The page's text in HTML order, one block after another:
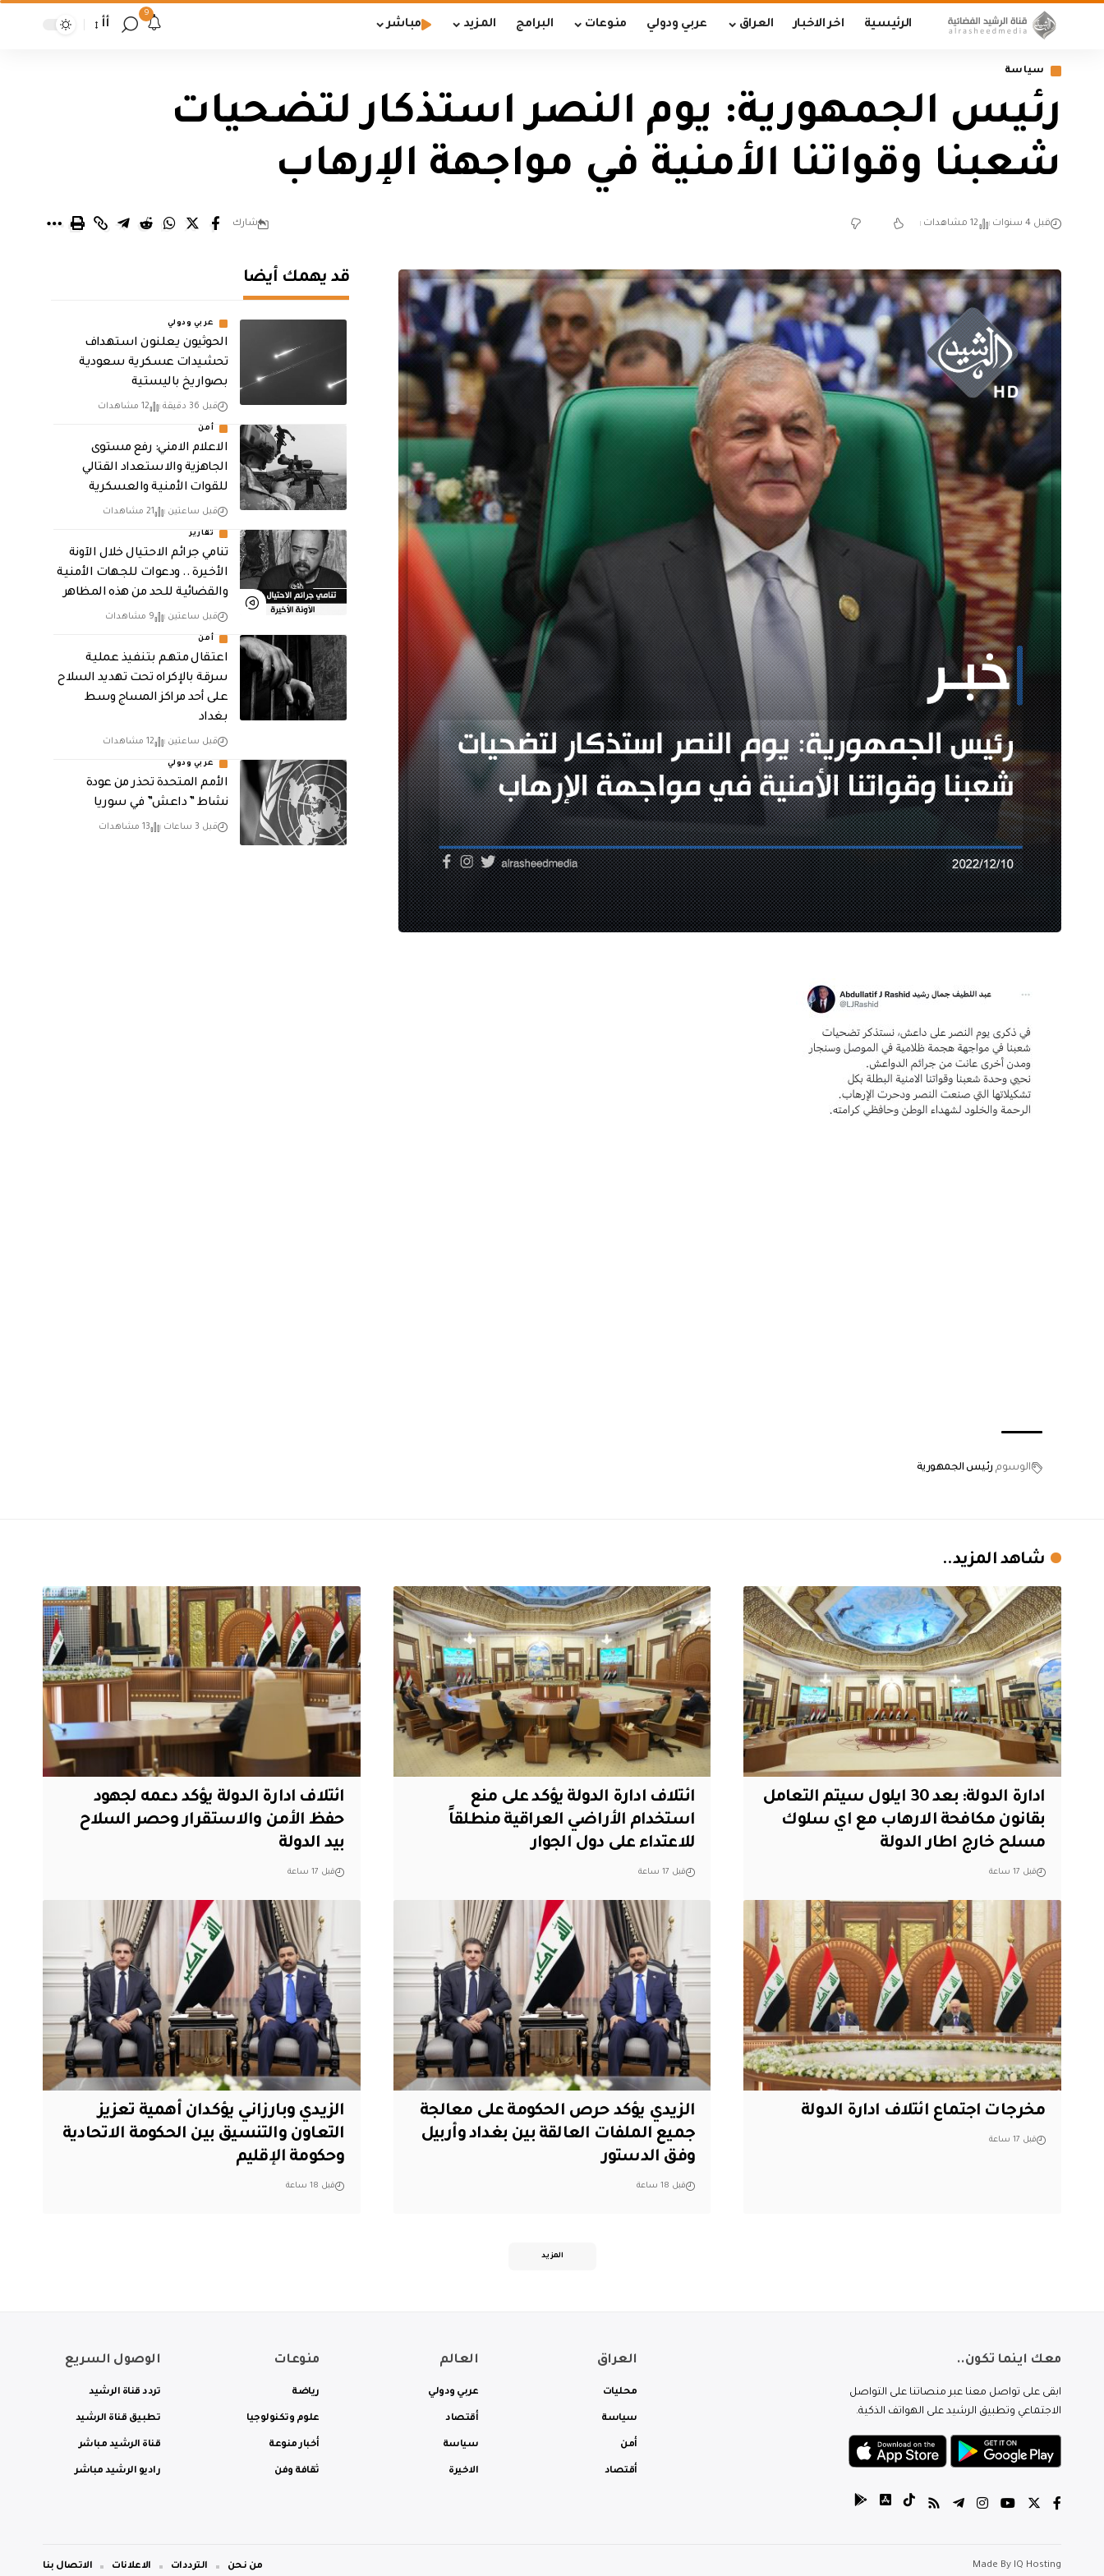
الرئيسية اخر الاخبار العراق عربي ودولي منوعات البرامج المزيد مباشر
9
أأ
سياسة
‏رئيس الجمهورية: يوم النصر استذكار لتضحيات
شعبنا وقواتنا الأمنية في مواجهة الإرهاب
قبل 4 سنوات 12 مشاهدات شارك
الوسوم رئيس الجمهورية
قد يهمك أيضا
عربي ودولي
الحوثيون يعلنون استهداف
تحشيدات عسكرية سعودية
بصواريخ باليستية
قبل 36 دقيقة 12 مشاهدات
أمن
الاعلام الامني: رفع مستوى
الجاهزية والاستعداد القتالي
للقوات الأمنية والعسكرية
قبل ساعتين 21 مشاهدات
تقارير
تنامي جرائم الاحتيال خلال الآونة
الأخيرة .. ودعوات للجهات الأمنية
والقضائية للحد من هذه المظاهر
قبل ساعتين 9 مشاهدات
أمن
اعتقال متهم بتنفيذ عملية
سرقة بالإكراه تحت تهديد السلاح
على أحد مراكز المساج وسط
بغداد
قبل ساعتين 12 مشاهدات
عربي ودولي
الأمم المتحدة تحذر من عودة
نشاط ” داعش” في سوريا
قبل 3 ساعات 13 مشاهدات
شاهد المزيد..
ادارة الدولة: بعد 30 ايلول سيتم التعامل
بقانون مكافحة الارهاب مع اي سلوك
مسلح خارج اطار الدولة
قبل 17 ساعة
ائتلاف ادارة الدولة يؤكد على منع
استخدام الأراضي العراقية منطلقاً
للاعتداء على دول الجوار
قبل 17 ساعة
ائتلاف ادارة الدولة يؤكد دعمه لجهود
حفظ الأمن والاستقرار وحصر السلاح
بيد الدولة
قبل 17 ساعة
مخرجات اجتماع ائتلاف ادارة الدولة
قبل 17 ساعة
الزيدي يؤكد حرص الحكومة على معالجة
جميع الملفات العالقة بين بغداد وأربيل
وفق الدستور
قبل 18 ساعة
الزيدي وبارزاني يؤكدان أهمية تعزيز
التعاون والتنسيق بين الحكومة الاتحادية
وحكومة الإقليم
قبل 18 ساعة
المزيد
معك اينما تكون..
ابقى على تواصل معنا عبر منصاتنا على التواصل
الاجتماعي وتطبيق الرشيد على الهواتف الذكية.
العراق
محليات
سياسة
أمن
أقتصاد
العالم
عربي ودولي
أقتصاد
سياسة
الاخيرة
منوعات
رياضة
علوم وتكنولوجيا
أخبار منوعة
ثقافة وفن
الوصول السريع
تردد قناة الرشيد
تطبيق قناة الرشيد
قناة الرشيد مباشر
راديو الرشيد مباشر
Made By IQ Hosting من نحن الترددات الاعلانات الاتصال بنا